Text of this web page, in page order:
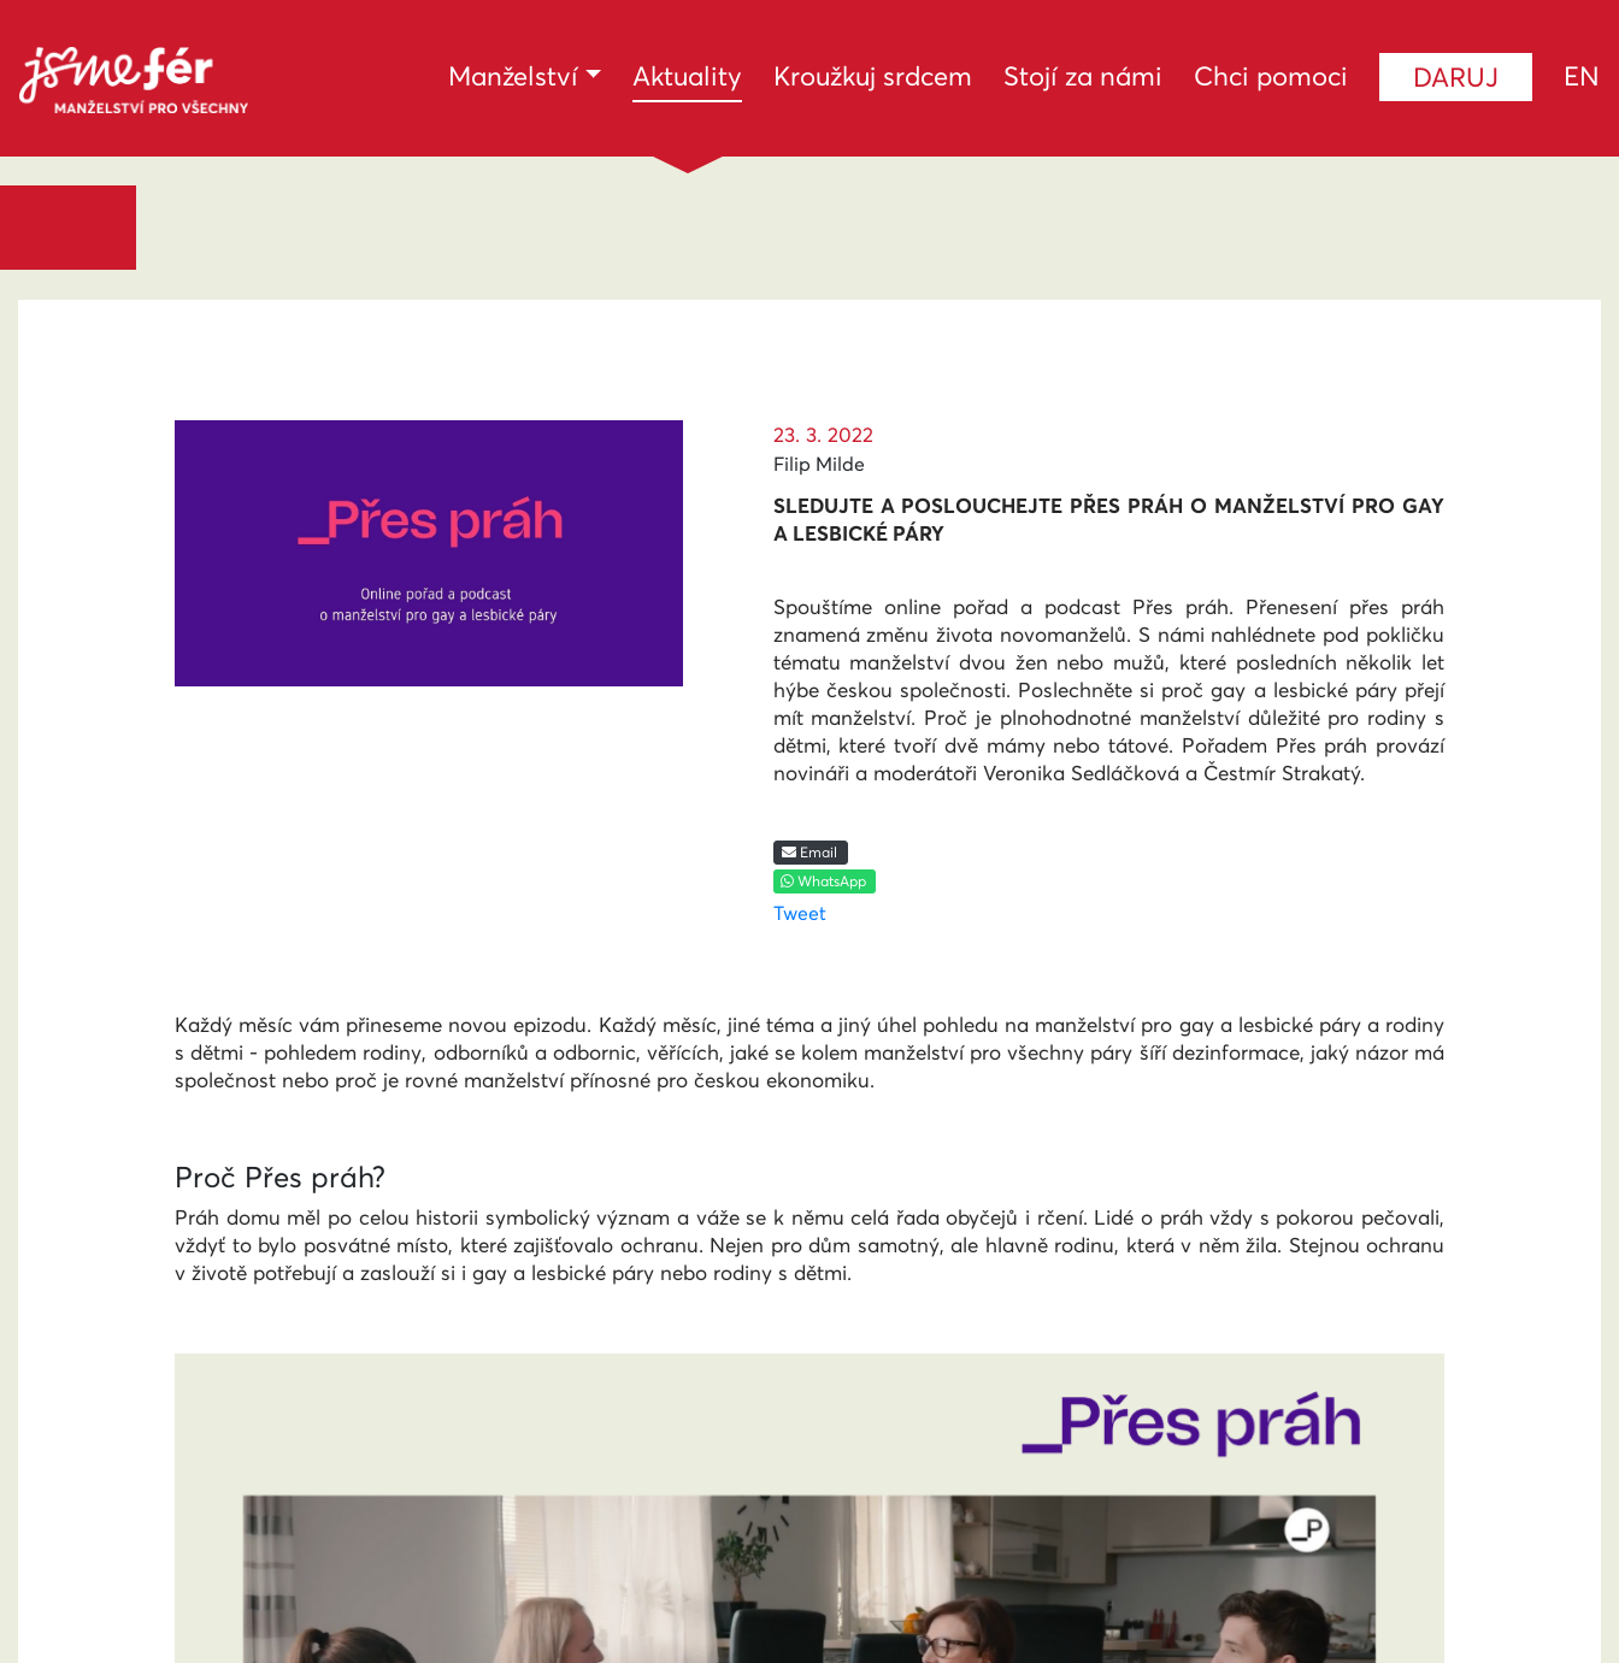
Manželství Aktuality (current)
Kroužkuj srdcem Stojí za námi Chci pomoci DARUJ EN
23. 3. 2022
Filip Milde
SLEDUJTE A POSLOUCHEJTE PŘES PRÁH O MANŽELSTVÍ PRO GAY
A LESBICKÉ PÁRY
Spouštíme online pořad a podcast Přes práh. Přenesení přes práh
znamená změnu života novomanželů. S námi nahlédnete pod pokličku
tématu manželství dvou žen nebo mužů, které posledních několik let
hýbe českou společnosti. Poslechněte si proč gay a lesbické páry přejí
mít manželství. Proč je plnohodnotné manželství důležité pro rodiny s
dětmi, které tvoří dvě mámy nebo tátové. Pořadem Přes práh provází
novináři a moderátoři Veronika Sedláčková a Čestmír Strakatý.
Email
WhatsApp
Tweet
Každý měsíc vám přineseme novou epizodu. Každý měsíc, jiné téma a jiný úhel pohledu na manželství pro gay a lesbické páry a rodiny
s dětmi - pohledem rodiny, odborníků a odbornic, věřících, jaké se kolem manželství pro všechny páry šíří dezinformace, jaký názor má
společnost nebo proč je rovné manželství přínosné pro českou ekonomiku.
Proč Přes práh?
Práh domu měl po celou historii symbolický význam a váže se k němu celá řada obyčejů i rčení. Lidé o práh vždy s pokorou pečovali,
vždyť to bylo posvátné místo, které zajišťovalo ochranu. Nejen pro dům samotný, ale hlavně rodinu, která v něm žila. Stejnou ochranu
v životě potřebují a zaslouží si i gay a lesbické páry nebo rodiny s dětmi.